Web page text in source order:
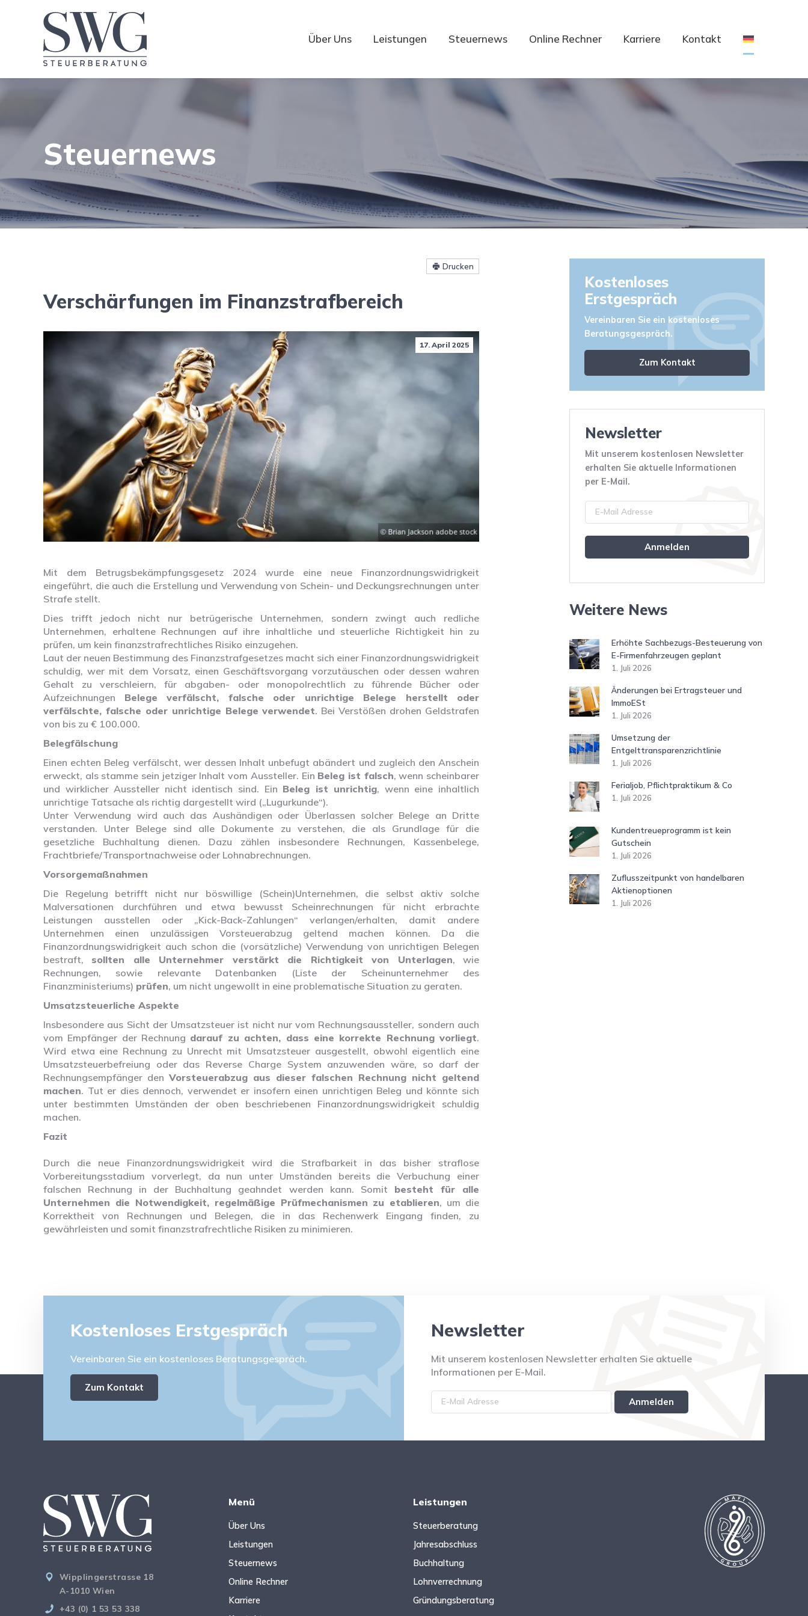
Über Uns Leistungen Steuernews Online Rechner Karriere Kontakt
Steuernews
Drucken
Verschärfungen im Finanzstrafbereich
17. April 2025
Mit dem Betrugsbekämpfungsgesetz 2024 wurde eine neue Finanzordnungswidrigkeit
eingeführt, die auch die Erstellung und Verwendung von Schein- und Deckungsrechnungen unter
Strafe stellt.
Dies trifft jedoch nicht nur betrügerische Unternehmen, sondern zwingt auch redliche
Unternehmen, erhaltene Rechnungen auf ihre inhaltliche und steuerliche Richtigkeit hin zu
prüfen, um kein finanzstrafrechtliches Risiko einzugehen.
Laut der neuen Bestimmung des Finanzstrafgesetzes macht sich einer Finanzordnungswidrigkeit
schuldig, wer mit dem Vorsatz, einen Geschäftsvorgang vorzutäuschen oder dessen wahren
Gehalt zu verschleiern, für abgaben- oder monopolrechtlich zu führende Bücher oder
Aufzeichnungen Belege verfälscht, falsche oder unrichtige Belege herstellt oder
verfälschte, falsche oder unrichtige Belege verwendet. Bei Verstößen drohen Geldstrafen
von bis zu € 100.000.
Belegfälschung
Einen echten Beleg verfälscht, wer dessen Inhalt unbefugt abändert und zugleich den Anschein
erweckt, als stamme sein jetziger Inhalt vom Aussteller. Ein Beleg ist falsch, wenn scheinbarer
und wirklicher Aussteller nicht identisch sind. Ein Beleg ist unrichtig, wenn eine inhaltlich
unrichtige Tatsache als richtig dargestellt wird („Lugurkunde“).
Unter Verwendung wird auch das Aushändigen oder Überlassen solcher Belege an Dritte
verstanden. Unter Belege sind alle Dokumente zu verstehen, die als Grundlage für die
gesetzliche Buchhaltung dienen. Dazu zählen insbesondere Rechnungen, Kassenbelege,
Frachtbriefe/Transportnachweise oder Lohnabrechnungen.
Vorsorgemaßnahmen
Die Regelung betrifft nicht nur böswillige (Schein)Unternehmen, die selbst aktiv solche
Malversationen durchführen und etwa bewusst Scheinrechnungen für nicht erbrachte
Leistungen ausstellen oder „Kick-Back-Zahlungen“ verlangen/erhalten, damit andere
Unternehmen einen unzulässigen Vorsteuerabzug geltend machen können. Da die
Finanzordnungswidrigkeit auch schon die (vorsätzliche) Verwendung von unrichtigen Belegen
bestraft, sollten alle Unternehmer verstärkt die Richtigkeit von Unterlagen, wie
Rechnungen, sowie relevante Datenbanken (Liste der Scheinunternehmer des
Finanzministeriums) prüfen, um nicht ungewollt in eine problematische Situation zu geraten.
Umsatzsteuerliche Aspekte
Insbesondere aus Sicht der Umsatzsteuer ist nicht nur vom Rechnungsaussteller, sondern auch
vom Empfänger der Rechnung darauf zu achten, dass eine korrekte Rechnung vorliegt.
Wird etwa eine Rechnung zu Unrecht mit Umsatzsteuer ausgestellt, obwohl eigentlich eine
Umsatzsteuerbefreiung oder das Reverse Charge System anzuwenden wäre, so darf der
Rechnungsempfänger den Vorsteuerabzug aus dieser falschen Rechnung nicht geltend
machen. Tut er dies dennoch, verwendet er insofern einen unrichtigen Beleg und könnte sich
unter bestimmten Umständen der oben beschriebenen Finanzordnungswidrigkeit schuldig
machen.
Fazit
Durch die neue Finanzordnungswidrigkeit wird die Strafbarkeit in das bisher straflose
Vorbereitungsstadium vorverlegt, da nun unter Umständen bereits die Verbuchung einer
falschen Rechnung in der Buchhaltung geahndet werden kann. Somit besteht für alle
Unternehmen die Notwendigkeit, regelmäßige Prüfmechanismen zu etablieren, um die
Korrektheit von Rechnungen und Belegen, die in das Rechenwerk Eingang finden, zu
gewährleisten und somit finanzstrafrechtliche Risiken zu minimieren.
Kostenloses
Erstgespräch
Vereinbaren Sie ein kostenloses
Beratungsgespräch.
Zum Kontakt
Newsletter
Mit unserem kostenlosen Newsletter
erhalten Sie aktuelle Informationen
per E-Mail.
Weitere News
Erhöhte Sachbezugs-Besteuerung von
E-Firmenfahrzeugen geplant
1. Juli 2026
Änderungen bei Ertragsteuer und
ImmoESt
1. Juli 2026
Umsetzung der
Entgelttransparenzrichtlinie
1. Juli 2026
Ferialjob, Pflichtpraktikum & Co
1. Juli 2026
Kundentreueprogramm ist kein
Gutschein
1. Juli 2026
Zuflusszeitpunkt von handelbaren
Aktienoptionen
1. Juli 2026
Kostenloses Erstgespräch
Vereinbaren Sie ein kostenloses Beratungsgespräch.
Zum Kontakt
Newsletter
Mit unserem kostenlosen Newsletter erhalten Sie aktuelle
Informationen per E-Mail.
Wipplingerstrasse 18
A-1010 Wien
+43 (0) 1 53 53 338
Menü
Über Uns
Leistungen
Steuernews
Online Rechner
Karriere
Leistungen
Steuerberatung
Jahresabschluss
Buchhaltung
Lohnverrechnung
Gründungsberatung